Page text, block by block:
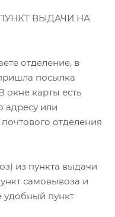
ПУНКТ ВЫДАЧИ НА
отделение, в
посылка
окне карты есть
адресу или
отделения
из пункта выдачи
самовывоза и
удобный пункт